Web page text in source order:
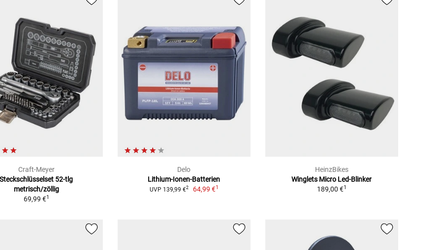
Craft-Meyer
Steckschlüsselset 52-tlg
metrisch/zöllig
69,99 €1
Delo
Lithium-Ionen-Batterien
UVP 139,99 €2 64,99 €1
HeinzBikes
Winglets Micro Led-Blinker
189,00 €1